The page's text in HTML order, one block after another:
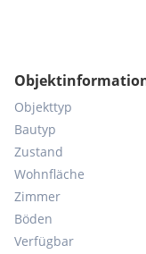
Objekttyp
Bautyp
Zustand
Wohnfläche
Zimmer
Böden
Verfügbar